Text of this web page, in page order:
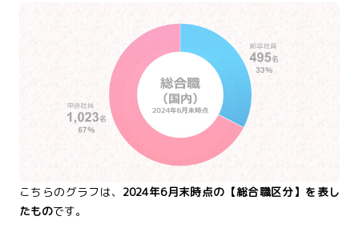
こちらのグラフは、 2024年6月末時点の【総合職区分】を表し
たものです。